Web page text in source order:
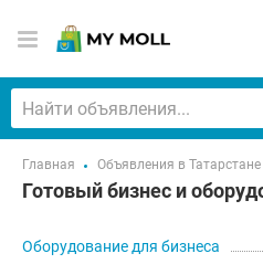
Главная Объявления в Татарстане
Готовый бизнес и
Оборудование для бизнеса